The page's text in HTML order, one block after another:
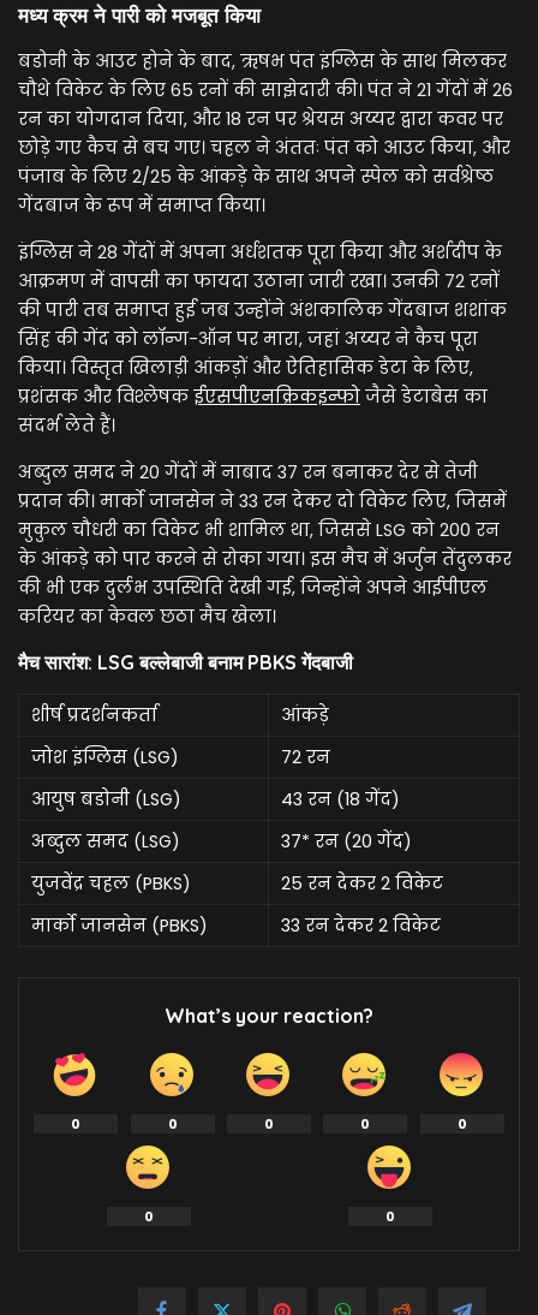
मध्य क्रम ने पारी को मजबूत किया
बडोनी के आउट होने के बाद, ऋषभ पंत इंग्लिस के साथ मिलकर
चौथे विकेट के लिए 65 रनों की साझेदारी की। पंत ने 21 गेंदों में 26
रन का योगदान दिया, और 18 रन पर श्रेयस अय्यर द्वारा कवर पर
छोड़े गए कैच से बच गए। चहल ने अंततः पंत को आउट किया, और
पंजाब के लिए 2/25 के आंकड़े के साथ अपने स्पेल को सर्वश्रेष्ठ
गेंदबाज के रूप में समाप्त किया।
इंग्लिस ने 28 गेंदों में अपना अर्धशतक पूरा किया और अर्शदीप के
आक्रमण में वापसी का फायदा उठाना जारी रखा। उनकी 72 रनों
की पारी तब समाप्त हुई जब उन्होंने अंशकालिक गेंदबाज शशांक
सिंह की गेंद को लॉन्ग-ऑन पर मारा, जहां अय्यर ने कैच पूरा
किया। विस्तृत खिलाड़ी आंकड़ों और ऐतिहासिक डेटा के लिए,
प्रशंसक और विश्लेषक ईएसपीएनक्रिकइन्फो जैसे डेटाबेस का
संदर्भ लेते हैं।
अब्दुल समद ने 20 गेंदों में नाबाद 37 रन बनाकर देर से तेजी
प्रदान की। मार्को जानसेन ने 33 रन देकर दो विकेट लिए, जिसमें
मुकुल चौधरी का विकेट भी शामिल था, जिससे LSG को 200 रन
के आंकड़े को पार करने से रोका गया। इस मैच में अर्जुन तेंदुलकर
की भी एक दुर्लभ उपस्थिति देखी गई, जिन्होंने अपने आईपीएल
करियर का केवल छठा मैच खेला।
मैच सारांश: LSG बल्लेबाजी बनाम PBKS गेंदबाजी
शीर्ष प्रदर्शनकर्ता
आंकड़े
जोश इंग्लिस (LSG)
72 रन
आयुष बडोनी (LSG)
43 रन (18 गेंद)
अब्दुल समद (LSG)
37* रन (20 गेंद)
युजवेंद्र चहल (PBKS)
25 रन देकर 2 विकेट
मार्को जानसेन (PBKS)
33 रन देकर 2 विकेट
What’s your reaction?
0 0 0 0 0
0 0